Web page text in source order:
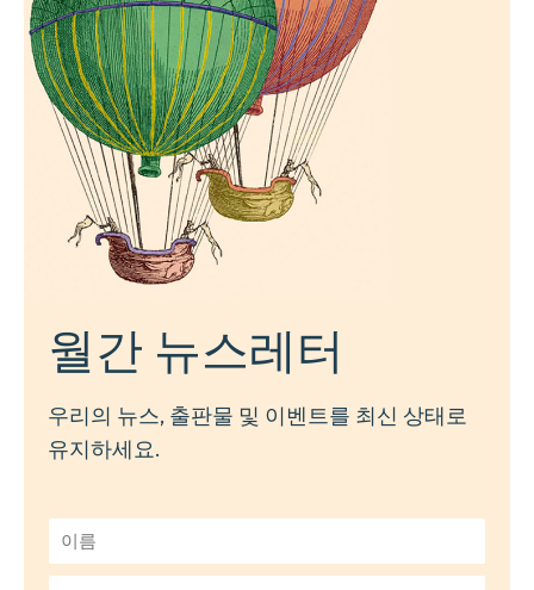
월간 뉴스레터
우리의 뉴스, 출판물 및 이벤트를 최신 상태로
유지하세요.
름
*